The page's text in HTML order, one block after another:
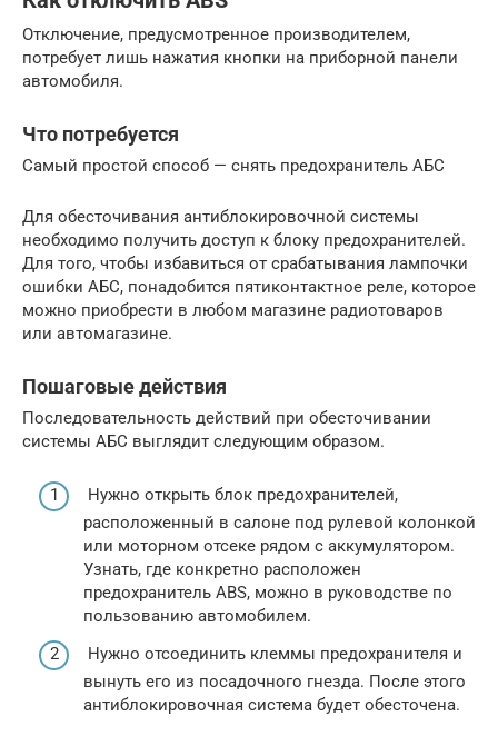
Отключение, предусмотренное производителем,
потребует лишь нажатия кнопки на приборной панели
автомобиля.
Что потребуется
Самый простой способ — снять предохранитель АБС
Для обесточивания антиблокировочной системы
необходимо получить доступ к блоку предохранителей.
Для того, чтобы избавиться от срабатывания лампочки
ошибки АБС, понадобится пятиконтактное реле, которое
можно приобрести в любом магазине радиотоваров
или автомагазине.
Пошаговые действия
Последовательность действий при обесточивании
системы АБС выглядит следующим образом.
Нужно открыть блок предохранителей,
расположенный в салоне под рулевой колонкой
или моторном отсеке рядом с аккумулятором.
Узнать, где конкретно расположен
предохранитель ABS, можно в руководстве по
пользованию автомобилем.
Нужно отсоединить клеммы предохранителя и
вынуть его из посадочного гнезда. После этого
антиблокировочная система будет обесточена.